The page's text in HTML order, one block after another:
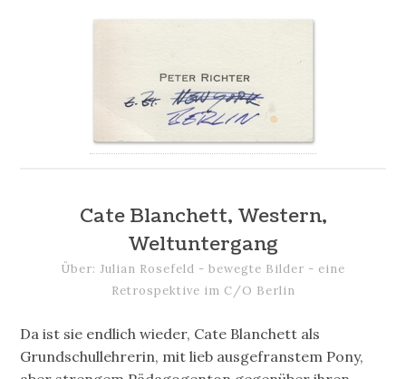
Cate Blanchett, Western,
Weltuntergang
Über: Julian Rosefeld - bewegte Bilder - eine
Retrospektive im C/O Berlin
Da ist sie endlich wieder, Cate Blanchett als
Grundschullehrerin, mit lieb ausgefranstem Pony,